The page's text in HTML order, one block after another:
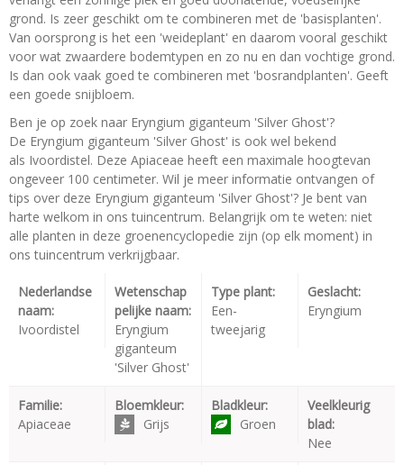
grond. Is zeer geschikt om te combineren met de 'basisplanten'.
Van oorsprong is het een 'weideplant' en daarom vooral geschikt
voor wat zwaardere bodemtypen en zo nu en dan vochtige grond.
Is dan ook vaak goed te combineren met 'bosrandplanten'. Geeft
een goede snijbloem.
Ben je op zoek naar Eryngium giganteum 'Silver Ghost'?
De Eryngium giganteum 'Silver Ghost' is ook wel bekend
als Ivoordistel. Deze Apiaceae heeft een maximale hoogtevan
ongeveer 100 centimeter. Wil je meer informatie ontvangen of
tips over deze Eryngium giganteum 'Silver Ghost'? Je bent van
harte welkom in ons tuincentrum. Belangrijk om te weten: niet
alle planten in deze groenencyclopedie zijn (op elk moment) in
ons tuincentrum verkrijgbaar.
Nederlandse
naam:
Ivoordistel
Wetenschap
pelijke naam:
Eryngium
giganteum
'Silver Ghost'
Type plant:
Een-
tweejarig
Geslacht:
Eryngium
Familie:
Apiaceae
Bloemkleur:
Grijs
Bladkleur:
Groen
Veelkleurig
blad:
Nee